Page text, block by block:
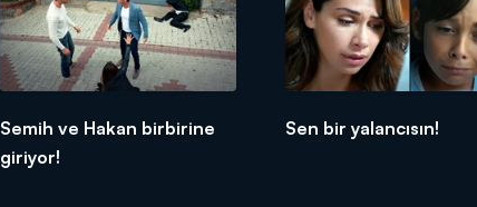
Semih ve Hakan birbirine
giriyor!
Sen bir yalancısın!